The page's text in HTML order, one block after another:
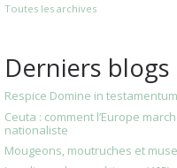
Toutes les archives
Derniers
Respice Domine in
Ceuta : comment l’Europe
nationaliste
Mougeons, moutruches et